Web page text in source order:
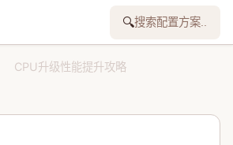
🔍
CPU升级性能提升攻略